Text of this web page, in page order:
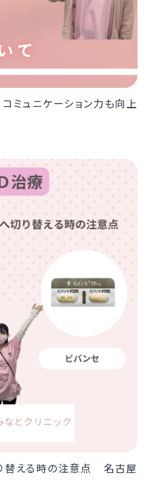
ミュニケーション力も向上
替える時の注意点 名古屋